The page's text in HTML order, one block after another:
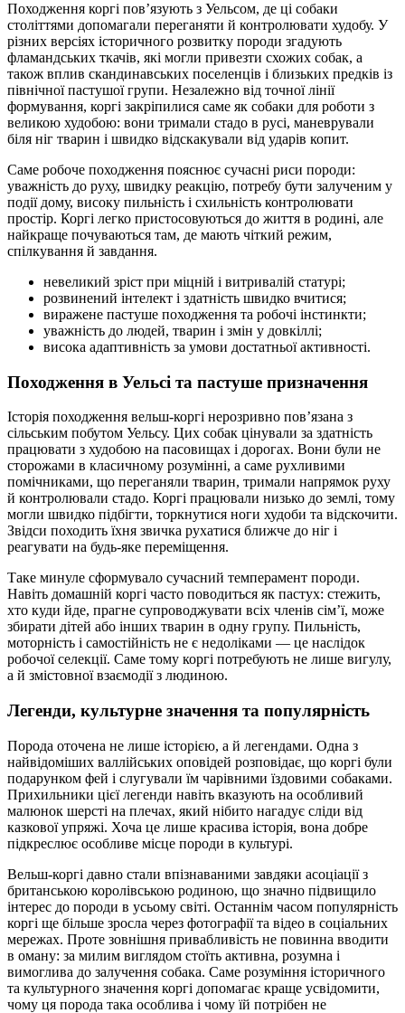
Походження коргі пов’язують з Уельсом, де ці собаки
століттями допомагали переганяти й контролювати худобу. У
різних версіях історичного розвитку породи згадують
фламандських ткачів, які могли привезти схожих собак, а
також вплив скандинавських поселенців і близьких предків із
північної пастушої групи. Незалежно від точної лінії
формування, коргі закріпилися саме як собаки для роботи з
великою худобою: вони тримали стадо в русі, маневрували
біля ніг тварин і швидко відскакували від ударів копит.
Саме робоче походження пояснює сучасні риси породи:
уважність до руху, швидку реакцію, потребу бути залученим у
події дому, високу пильність і схильність контролювати
простір. Коргі легко пристосовуються до життя в родині, але
найкраще почуваються там, де мають чіткий режим,
спілкування й завдання.
невеликий зріст при міцній і витривалій статурі;
розвинений інтелект і здатність швидко вчитися;
виражене пастуше походження та робочі інстинкти;
уважність до людей, тварин і змін у довкіллі;
висока адаптивність за умови достатньої активності.
Походження в Уельсі та пастуше призначення
Історія походження вельш-коргі нерозривно пов’язана з
сільським побутом Уельсу. Цих собак цінували за здатність
працювати з худобою на пасовищах і дорогах. Вони були не
сторожами в класичному розумінні, а саме рухливими
помічниками, що переганяли тварин, тримали напрямок руху
й контролювали стадо. Коргі працювали низько до землі, тому
могли швидко підбігти, торкнутися ноги худоби та відскочити.
Звідси походить їхня звичка рухатися ближче до ніг і
реагувати на будь-яке переміщення.
Таке минуле сформувало сучасний темперамент породи.
Навіть домашній коргі часто поводиться як пастух: стежить,
хто куди йде, прагне супроводжувати всіх членів сім’ї, може
збирати дітей або інших тварин в одну групу. Пильність,
моторність і самостійність не є недоліками — це наслідок
робочої селекції. Саме тому коргі потребують не лише вигулу,
а й змістовної взаємодії з людиною.
Легенди, культурне значення та популярність
Порода оточена не лише історією, а й легендами. Одна з
найвідоміших валлійських оповідей розповідає, що коргі були
подарунком фей і слугували їм чарівними їздовими собаками.
Прихильники цієї легенди навіть вказують на особливий
малюнок шерсті на плечах, який нібито нагадує сліди від
казкової упряжі. Хоча це лише красива історія, вона добре
підкреслює особливе місце породи в культурі.
Вельш-коргі давно стали впізнаваними завдяки асоціації з
британською королівською родиною, що значно підвищило
інтерес до породи в усьому світі. Останнім часом популярність
коргі ще більше зросла через фотографії та відео в соціальних
мережах. Проте зовнішня привабливість не повинна вводити
в оману: за милим виглядом стоїть активна, розумна і
вимоглива до залучення собака. Саме розуміння історичного
та культурного значення коргі допомагає краще усвідомити,
чому ця порода така особлива і чому їй потрібен не